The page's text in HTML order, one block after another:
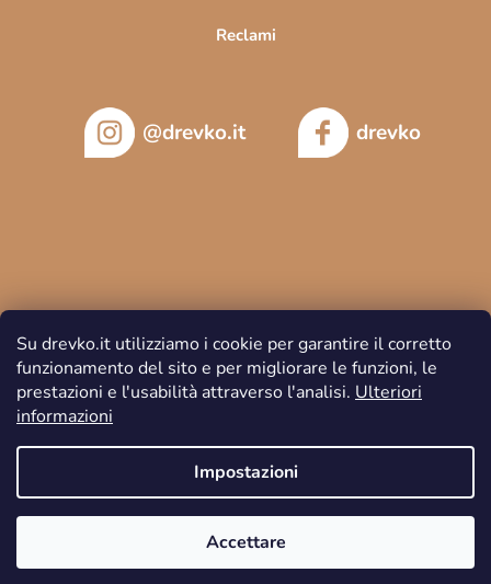
Su drevko.it utilizziamo i cookie per garantire il corretto
funzionamento del sito e per migliorare le funzioni, le
prestazioni e l'usabilità attraverso l'analisi. Ulteriori
informazioni
Impostazioni
Accettare
Reclami
@drevko.it drevko
Creato da Shoptet